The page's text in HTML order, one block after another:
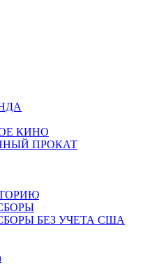
КИНО
ПРОКАТ
БЕЗ УЧЕТА США